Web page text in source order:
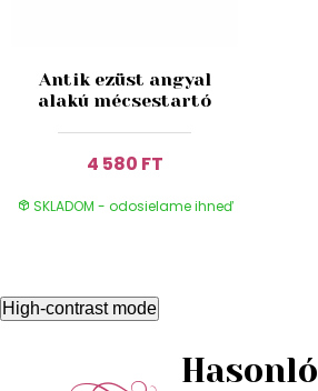
Antik ezüst angyal
alakú mécsestartó
4 580 FT
SKLADOM - odosielame ihneď
High-contrast mode
Hasonló